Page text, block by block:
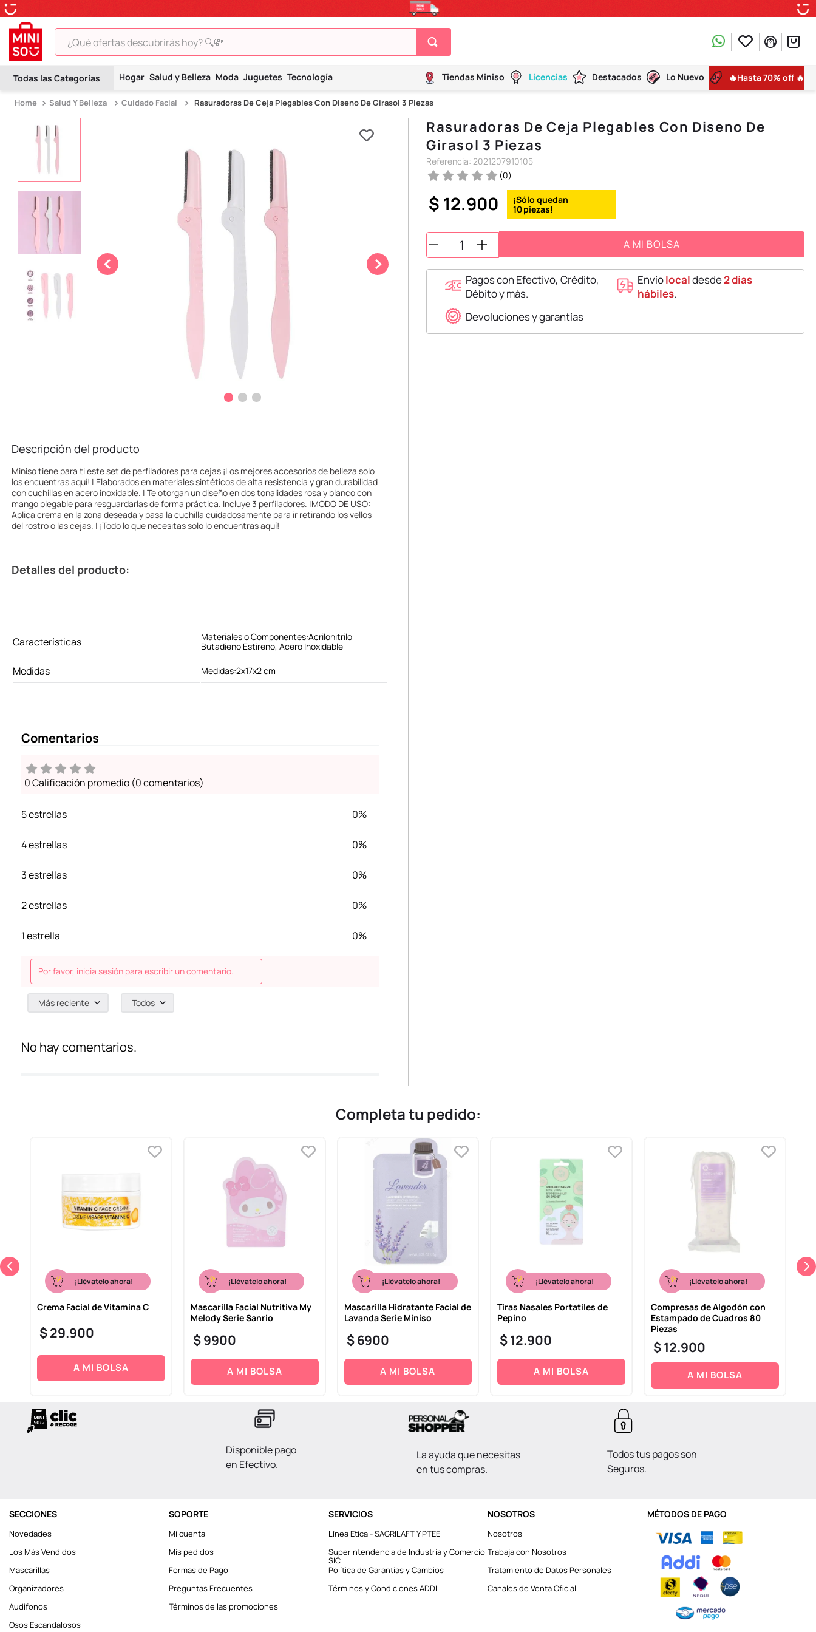
¿Qué ofertas descubrirás hoy? 🔍💸
Hogar Salud y Belleza Moda Juguetes Tecnología Tiendas Miniso Licencias Destacados Lo Nuevo 🔥Hasta 70% off 🔥
Salud Y Belleza Cuidado Facial Rasuradoras De Ceja Plegables Con Diseno De Girasol 3 Piezas
Descripción del producto
Miniso tiene para ti este set de perfiladores para cejas ¡Los mejores accesorios de belleza solo
los encuentras aquí! | Elaborados en materiales sintéticos de alta resistencia y gran durabilidad
con cuchillas en acero inoxidable. | Te otorgan un diseño en dos tonalidades rosa y blanco con
mango plegable para resguardarlas de forma práctica. Incluye 3 perfiladores. |MODO DE USO:
Aplica crema en la zona deseada y pasa la cuchilla cuidadosamente para ir retirando los vellos
del rostro o las cejas. | ¡Todo lo que necesitas solo lo encuentras aquí!
Detalles del producto:
Características
Materiales o Componentes:Acrilonitrilo
Butadieno Estireno, Acero Inoxidable
Medidas Medidas:2x17x2 cm
Comentarios
0 Calificación promedio (0 comentarios)
5 estrellas 0%
4 estrellas 0%
3 estrellas 0%
2 estrellas 0%
1 estrella 0%
Por favor, inicia sesión para escribir un comentario.
Más reciente Todos
No hay comentarios.
Rasuradoras De Ceja Plegables Con Diseno De
Girasol 3 Piezas
Referencia: 2021207910105
(0)
$ 12.900 10
A MI BOLSA
Pagos con Efectivo, Crédito,
Débito y más.
Envíolocaldesde2 días
hábiles.
Devoluciones y garantías
Completa tu pedido:
¡Llévatelo ahora!
Crema Facial de Vitamina C
$29.900
A MI BOLSA
¡Llévatelo ahora!
Mascarilla Facial Nutritiva My
Melody Serie Sanrio
$9900
A MI BOLSA
¡Llévatelo ahora!
Mascarilla Hidratante Facial de
Lavanda Serie Miniso
$6900
A MI BOLSA
¡Llévatelo ahora!
Tiras Nasales Portatiles de
Pepino
$12.900
A MI BOLSA
¡Llévatelo ahora!
Compresas de Algodón con
Estampado de Cuadros 80
Piezas
$12.900
A MI BOLSA
Disponible pago
en Efectivo.
La ayuda que necesitas
en tus compras.
Todos tus pagos son
Seguros.
SECCIONES
Novedades
Los Más Vendidos
Mascarillas
Organizadores
Audifonos
Osos Escandalosos
SOPORTE
Mi cuenta
Mis pedidos
Formas de Pago
Preguntas Frecuentes
Términos de las promociones
SERVICIOS
Línea Etica - SAGRILAFT Y PTEE
Superintendencia de Industria y Comercio
SIC
Política de Garantías y Cambios
Términos y Condiciones ADDI
NOSOTROS
Nosotros
Trabaja con Nosotros
Tratamiento de Datos Personales
Canales de Venta Oficial
MÉTODOS DE PAGO
TÉRMINOS MÁS BUSCADOS
2.
hello kitty
9.
llaveros
.